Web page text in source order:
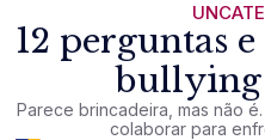
12 perguntas
bullying
Parece brincadeira, mas não
colaborar para